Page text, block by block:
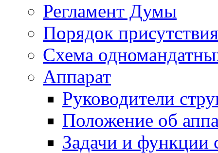
Регламент Думы
Порядок
Схема
Аппарат
Руководители
Положение об
Задачи и функции